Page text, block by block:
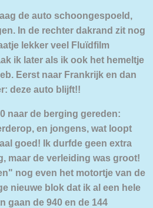
de auto schoongespoeld,
In de rechter dakrand zit nog
lekker veel Fluïdfilm
ik later als ik ook het hemeltje
Eerst naar Frankrijk en dan
deze auto blijft!!
naar de berging gereden:
en jongens, wat loopt
goed! Ik durfde geen extra
maar de verleiding was groot!
nog even het motortje van de
nieuwe blok dat ik al een hele
gaan de 940 en de 144